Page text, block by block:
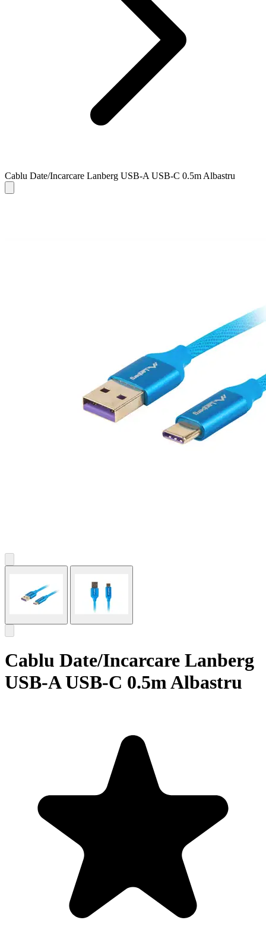
Cablu Date/Incarcare Lanberg USB-A USB-C 0.5m Albastru
Cablu Date/Incarcare Lanberg
USB-A USB-C 0.5m Albastru